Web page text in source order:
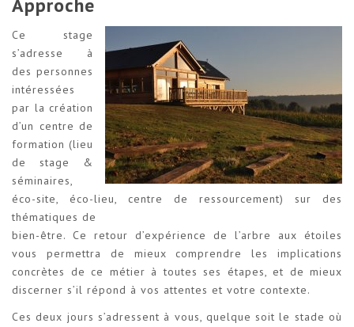
Approche
Ce stage
s’adresse à
des personnes
intéressées
par la création
d’un centre de
formation (lieu
de stage &
séminaires,
éco-site, éco-lieu, centre de ressourcement) sur des
thématiques de
bien-être. Ce retour d’expérience de l’arbre aux étoiles
vous permettra de mieux comprendre les implications
concrètes de ce métier à toutes ses étapes, et de mieux
discerner s’il répond à vos attentes et votre contexte.
Ces deux jours s’adressent à vous, quelque soit le stade où